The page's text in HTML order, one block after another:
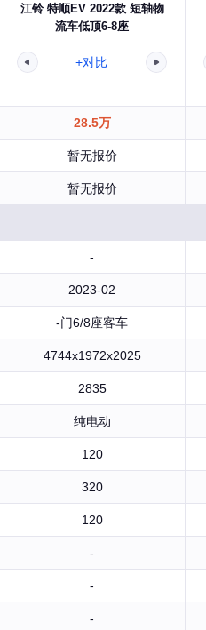
江铃 特顺EV 2022款 短轴物
流车低顶6-8座
+对比
28.5万
暂无报价
暂无报价
-
2023-02
-门6/8座客车
4744x1972x2025
2835
纯电动
120
320
120
-
-
-